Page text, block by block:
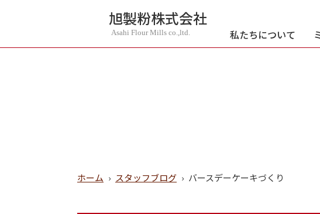
旭製粉株式会社
Asahi Flour Mills co.,ltd. 私たちについて
ホーム › スタッフブログ › バースデーケーキづくり